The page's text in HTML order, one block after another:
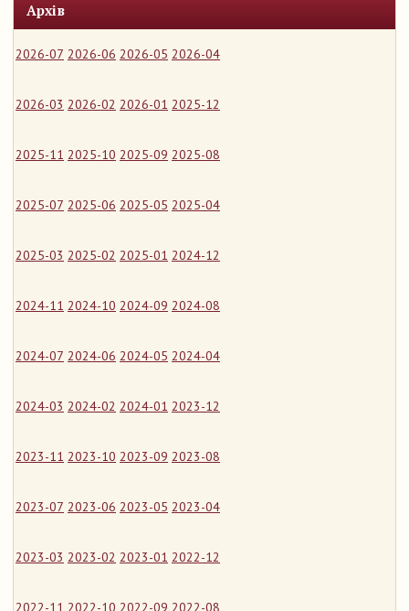
Архів
2026-07 2026-06 2026-05 2026-04
2026-03 2026-02 2026-01 2025-12
2025-11 2025-10 2025-09 2025-08
2025-07 2025-06 2025-05 2025-04
2025-03 2025-02 2025-01 2024-12
2024-11 2024-10 2024-09 2024-08
2024-07 2024-06 2024-05 2024-04
2024-03 2024-02 2024-01 2023-12
2023-11 2023-10 2023-09 2023-08
2023-07 2023-06 2023-05 2023-04
2023-03 2023-02 2023-01 2022-12
2022-11 2022-10 2022-09 2022-08